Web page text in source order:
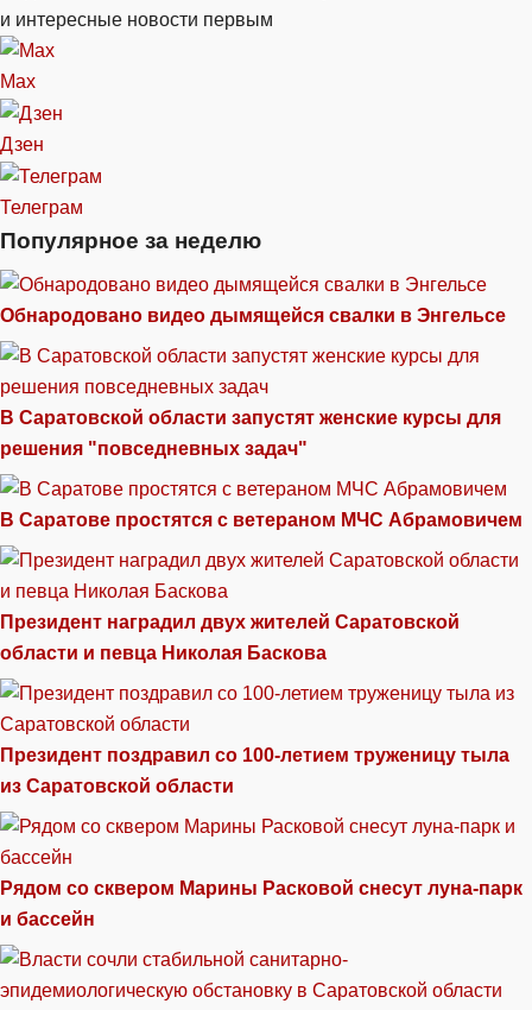
и интересные новости первым
Max
Дзен
Телеграм
Популярное за неделю
Обнародовано видео дымящейся свалки в Энгельсе
В Саратовской области запустят женские курсы для
решения "повседневных задач"
В Саратове простятся с ветераном МЧС Абрамовичем
Президент наградил двух жителей Саратовской
области и певца Николая Баскова
Президент поздравил со 100-летием труженицу тыла
из Саратовской области
Рядом со сквером Марины Расковой снесут луна-парк
и бассейн